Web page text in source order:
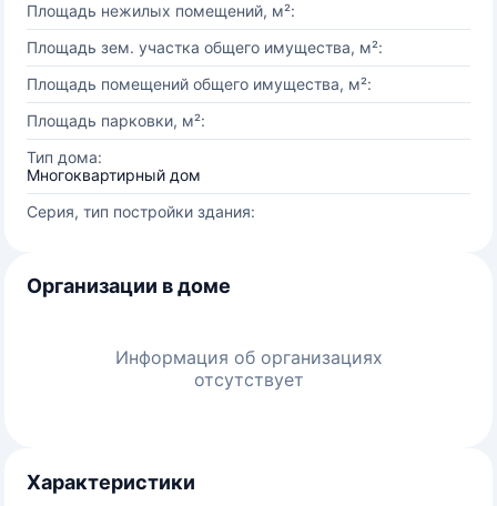
Площадь нежилых помещений, м²:
Площадь зем. участка общего имущества, м²:
Площадь помещений общего имущества, м²:
Площадь парковки, м²:
Тип дома:
Многоквартирный дом
Серия, тип постройки здания:
Организации в доме
Информация об организациях
отсутствует
Характеристики